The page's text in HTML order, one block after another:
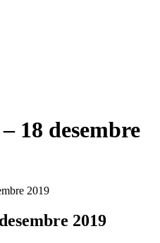
18 desembre
2019
2019